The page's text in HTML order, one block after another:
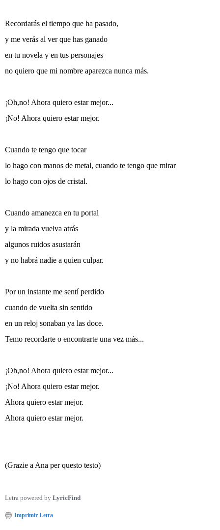
Recordarás el tiempo que ha pasado,
y me verás al ver que has ganado
en tu novela y en tus personajes
no quiero que mi nombre aparezca nunca más.
¡Oh,no! Ahora quiero estar mejor...
¡No! Ahora quiero estar mejor.
Cuando te tengo que tocar
lo hago con manos de metal, cuando te tengo que mirar
lo hago con ojos de cristal.
Cuando amanezca en tu portal
y la mirada vuelva atrás
algunos ruidos asustarán
y no habrá nadie a quien culpar.
Por un instante me sentí perdido
cuando de vuelta sin sentido
en un reloj sonaban ya las doce.
Temo recordarte o encontrarte una vez más...
¡Oh,no! Ahora quiero estar mejor...
¡No! Ahora quiero estar mejor.
Ahora quiero estar mejor.
Ahora quiero estar mejor.
(Grazie a Ana per questo testo)
Letra powered by LyricFind
Imprimir Letra